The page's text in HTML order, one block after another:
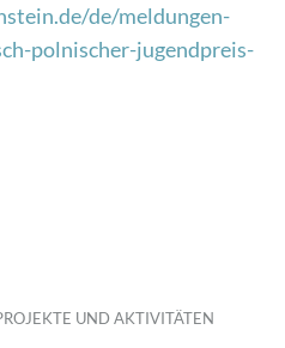
de/meldungen-
polnischer-jugendpreis-
UND AKTIVITÄTEN